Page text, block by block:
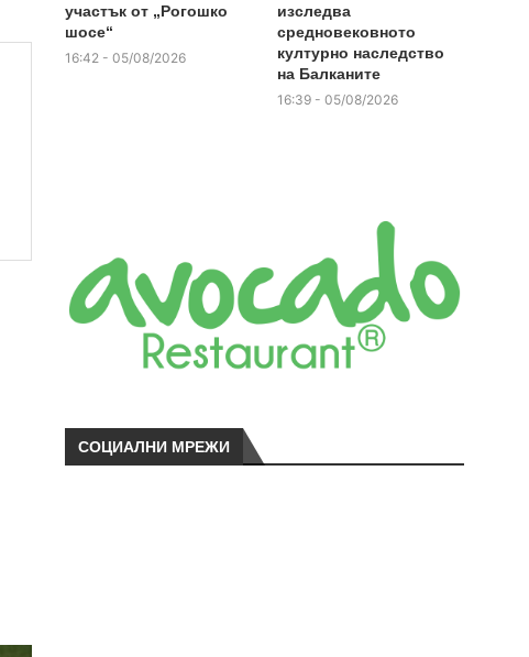
участък от „Рогошко
шосе“
16:42 - 05/08/2026
изследва
средновековното
културно наследство
на Балканите
16:39 - 05/08/2026
СОЦИАЛНИ МРЕЖИ